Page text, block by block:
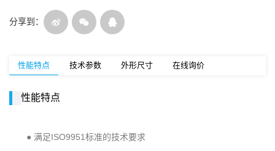
分享到：
性能特点 技术参数 外形尺寸 在线询价
性能特点
● 满足ISO9951标准的技术要求